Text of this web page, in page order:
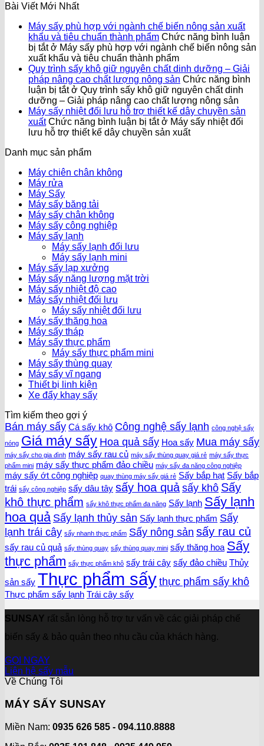
Bài Viết Mới Nhất
Máy sấy phù hợp với ngành chế biến nông sản xuất
khẩu và tiêu chuẩn thành phẩm Chức năng bình luận
bị tắtở Máy sấy phù hợp với ngành chế biến nông sản
xuất khẩu và tiêu chuẩn thành phẩm
Quy trình sấy khô giữ nguyên chất dinh dưỡng – Giải
pháp nâng cao chất lượng nông sản Chức năng bình
luận bị tắtở Quy trình sấy khô giữ nguyên chất dinh
dưỡng – Giải pháp nâng cao chất lượng nông sản
Máy sấy nhiệt đối lưu hỗ trợ thiết kế dây chuyền sản
xuất Chức năng bình luận bị tắtở Máy sấy nhiệt đối
lưu hỗ trợ thiết kế dây chuyền sản xuất
Danh mục sản phẩm
Máy chiên chân không
Máy rửa
Máy Sấy
Máy sấy băng tải
Máy sấy chân không
Máy sấy công nghiệp
Máy sấy lạnh
Máy sấy lạnh đối lưu
Máy sấy lạnh mini
Máy sấy lạp xưởng
Máy sấy năng lượng mặt trời
Máy sấy nhiệt độ cao
Máy sấy nhiệt đối lưu
Máy sấy nhiệt đối lưu
Máy sấy thăng hoa
Máy sấy tháp
Máy sấy thực phẩm
Máy sấy thực phẩm mini
Máy sấy thùng quay
Máy sấy vĩ ngang
Thiết bị linh kiện
Xe đẩy khay sấy
Tìm kiếm theo gợi ý
Bán máy sấy Cá sấy khô Công nghệ sấy lạnh công nghệ sấy
nóng Giá máy sấy Hoa quả sấy Hoa sấy Mua máy sấy
máy sấy cho gia đình máy sấy rau củ máy sấy thùng quay giá rẻ máy sấy thực
phẩm mini máy sấy thực phẩm đảo chiều máy sấy đa năng công nghiệp
máy sấy ớt công nghiệp quay thùng máy sấy giá rẻ Sấy bắp hạt Sấy bắp
trái sấy công nghiệp sấy dâu tây sấy hoa quả sấy khô Sấy
khô thực phẩm sấy khô thực phẩm đa năng Sấy lạnh Sấy lạnh
hoa quả Sấy lạnh thủy sản Sấy lạnh thực phẩm Sấy
lạnh trái cây sấy nhanh thực phẩm Sấy nông sản sấy rau củ
sấy rau củ quả sấy thùng quay sấy thùng quay mini sấy thăng hoa Sấy
thực phẩm sấy thực phẩm khô sấy trái cây sấy đảo chiều Thủy
sản sấy Thực phẩm sấy thực phẩm sấy khô
Thực phẩm sấy lạnh Trái cây sấy
SUNSAY rất sẵn lòng hỗ trợ tư vấn về các giải pháp chế
biến sấy & bảo quản theo nhu cầu của khách hàng.
GỌI NGAY
Liên hệ sấy mẫu
Về Chúng Tôi
MÁY SẤY SUNSAY
Miền Nam: 0935 626 585 - 094.110.8888